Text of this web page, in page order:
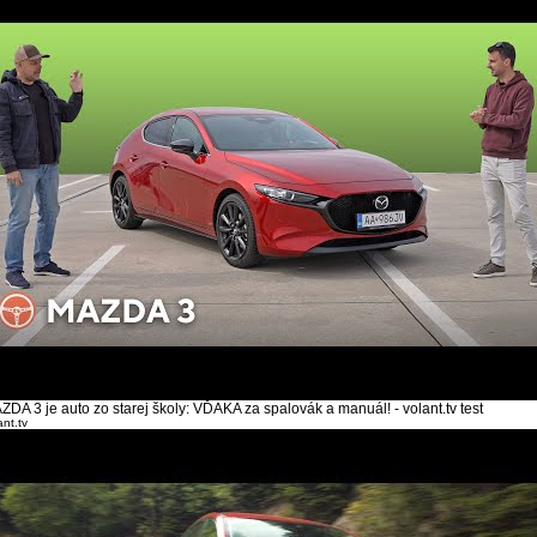
3 je auto zo starej školy: VĎAKA za spalovák a manuál! - volant.tv test